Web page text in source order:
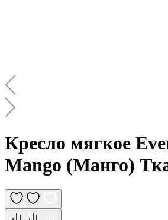
Кресло мягкое
Mango (Манго)